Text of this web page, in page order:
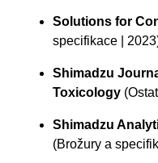
Solutions for
specifikace |
Shimadzu
Toxicology
Shimadzu
(Brožury a